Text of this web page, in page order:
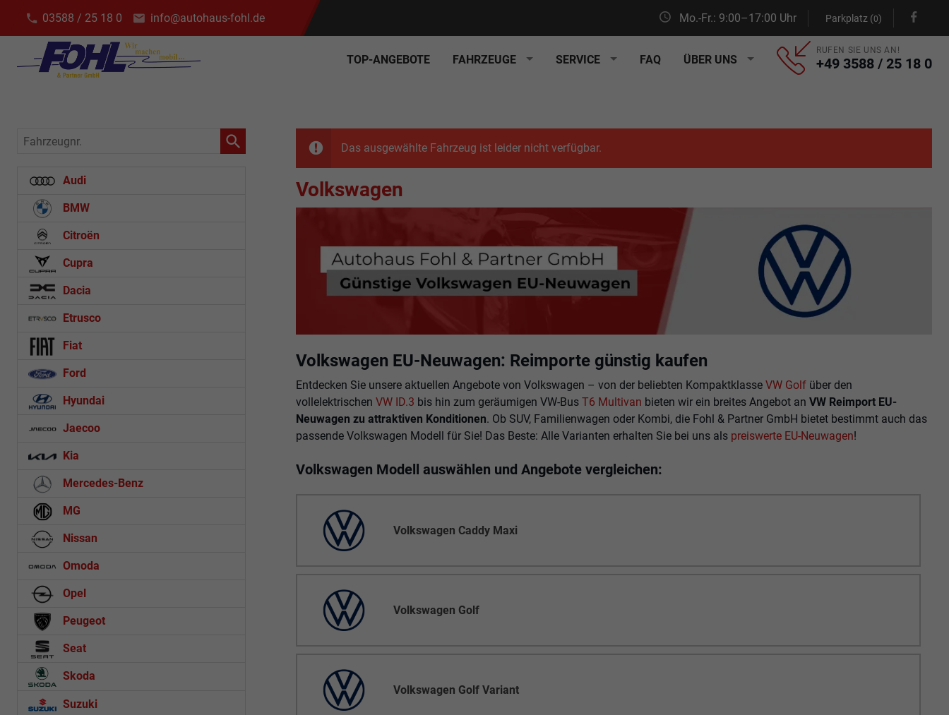
03588 / 25 18 0 info@autohaus-fohl.de Mo.-Fr.: 9:00–17:00 Uhr Parkplatz (0)
TOP-ANGEBOTE FAHRZEUGE SERVICE FAQ ÜBER UNS
RUFEN SIE UNS AN!
+49 3588 / 25 18 0
Das ausgewählte Fahrzeug ist leider nicht verfügbar.
Volkswagen
Volkswagen EU-Neuwagen: Reimporte günstig kaufen
Entdecken Sie unsere aktuellen Angebote von Volkswagen – von der beliebten KompaktklasseVW Golf über den
vollelektrischenVW ID.3 bis hin zum geräumigen VW-BusT6 Multivan bieten wir ein breites Angebot anVW Reimport EU-
Neuwagen zu attraktiven Konditionen. Ob SUV, Familienwagen oder Kombi, die Fohl & Partner GmbH bietet bestimmt auch das
passende Volkswagen Modell für Sie! Das Beste: Alle Varianten erhalten Sie bei uns als preiswerte EU-Neuwagen!
Volkswagen Modell auswählen und Angebote vergleichen:
Volkswagen Caddy Maxi
Volkswagen Golf
Volkswagen Golf Variant
Fahrzeugnr.
Audi
BMW
Citroën
Cupra
Dacia
Etrusco
Fiat
Ford
Hyundai
Jaecoo
Kia
Mercedes-Benz
MG
Nissan
Omoda
Opel
Peugeot
Seat
Skoda
Suzuki